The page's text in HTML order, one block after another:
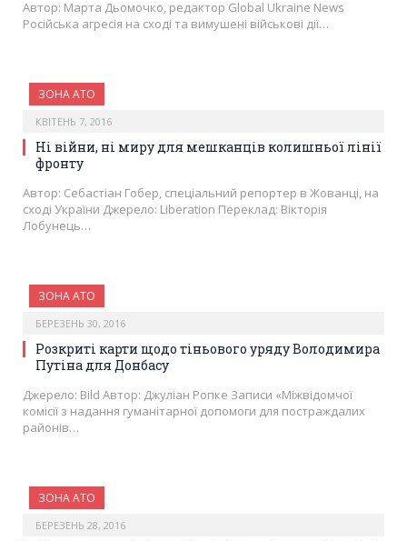
Автор: Марта Дьомочко, редактор Global Ukraine News
Російська агресія на сході та вимушені військові дії…
ЗОНА АТО
КВІТЕНЬ 7, 2016
Ні війни, ні миру для мешканців колишньої лінії
фронту
Автор: Себастіан Гобер, спеціальний репортер в Жованці, на
сході України Джерело: Liberation Переклад: Вікторія
Лобунець…
ЗОНА АТО
БЕРЕЗЕНЬ 30, 2016
Розкриті карти щодо тіньового уряду Володимира
Путіна для Донбасу
Джерело: Bild Автор: Джуліан Ропке Записи «Міжвідомчої
комісії з надання гуманітарної допомоги для постраждалих
районів…
ЗОНА АТО
БЕРЕЗЕНЬ 28, 2016